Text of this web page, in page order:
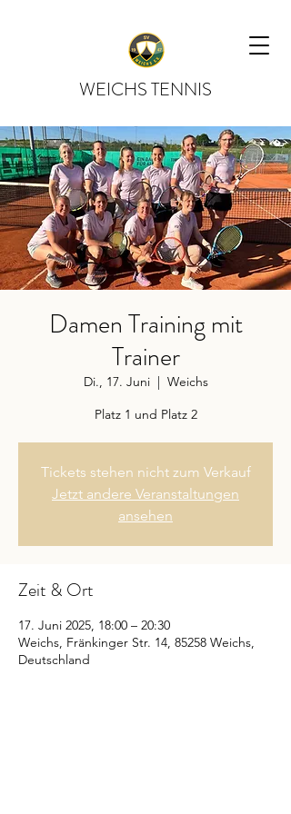
WEICHS TENNIS
Damen Training mit
Trainer
Di., 17. Juni
  |
Weichs
Platz 1 und Platz 2
Tickets stehen nicht zum Verkauf
Jetzt andere Veranstaltungen
ansehen
Zeit & Ort
17. Juni 2025, 18:00 – 20:30
Weichs, Fränkinger Str. 14, 85258 Weichs,
Deutschland